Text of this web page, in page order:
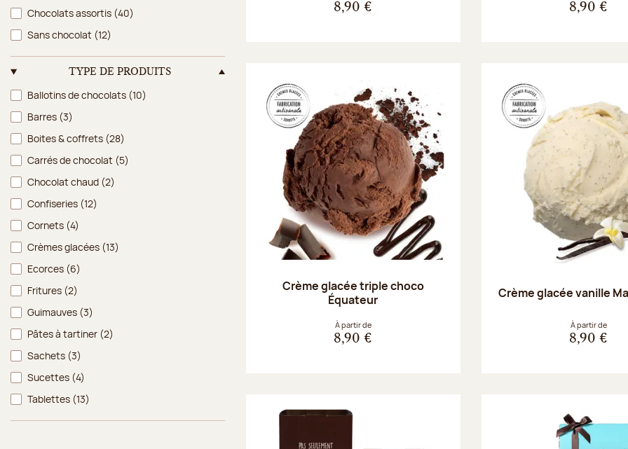
Chocolats assortis (40)
Sans chocolat (12)
TYPE DE PRODUITS
Type de produits
Ballotins de chocolats (10)
Barres (3)
Boites & coffrets (28)
Carrés de chocolat (5)
Chocolat chaud (2)
Confiseries (12)
Cornets (4)
Crèmes glacées (13)
Ecorces (6)
Fritures (2)
Guimauves (3)
Pâtes à tartiner (2)
Sachets (3)
Sucettes (4)
Tablettes (13)
8,90 € 8,90 €
Crème glacée triple choco
Équateur
À partir de
8,90 €
Crème glacée vanille
À partir de
8,90 €